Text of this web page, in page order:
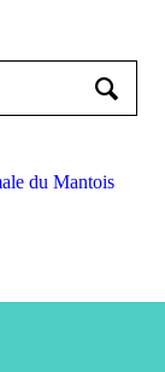
du Mantois